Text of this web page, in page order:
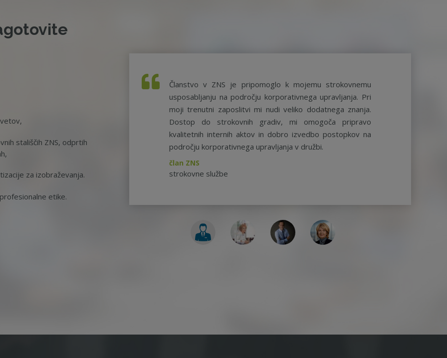
stališčih ZNS, odprtih
za izobraževanja.
etike.
Članstvo v ZNS je pripomoglo k mojemu strokovnemu
usposabljanju na področju korporativnega upravljanja. Pri
moji trenutni zaposlitvi mi nudi veliko dodatnega znanja.
Dostop do strokovnih gradiv, mi omogoča pripravo
kvalitetnih internih aktov in dobro izvedbo postopkov na
področju korporativnega upravljanja v družbi.
član ZNS
strokovne službe